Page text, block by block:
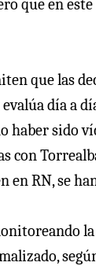
que en
que las
día a
haber sido
con
en RN, se